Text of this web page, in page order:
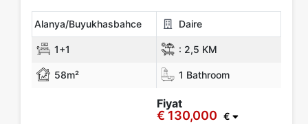
Etiketler
Yatırımlık Yeni Bina
Alanya/Buyukhasbahce Daire
1+1 : 2,5 KM
58m² 1 Bathroom
Fiyat
€ 130,000 €